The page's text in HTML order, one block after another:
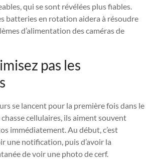
qui se sont révélées plus fiables.
batteries en rotation aidera à résoudre
d’alimentation des caméras de
pas les
se lancent pour la première fois dans le
chasse cellulaires, ils aiment souvent
immédiatement. Au début, c’est
une notification, puis d’avoir la
de voir une photo de cerf.